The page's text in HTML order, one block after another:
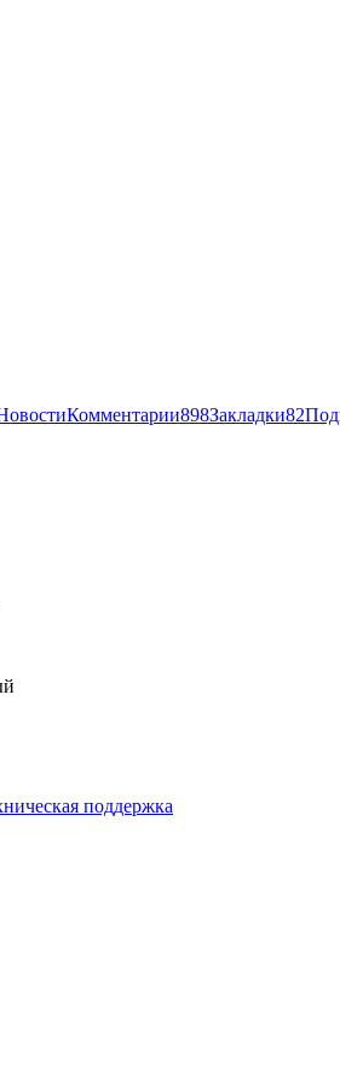
Комментарии898Закладки82
поддержка